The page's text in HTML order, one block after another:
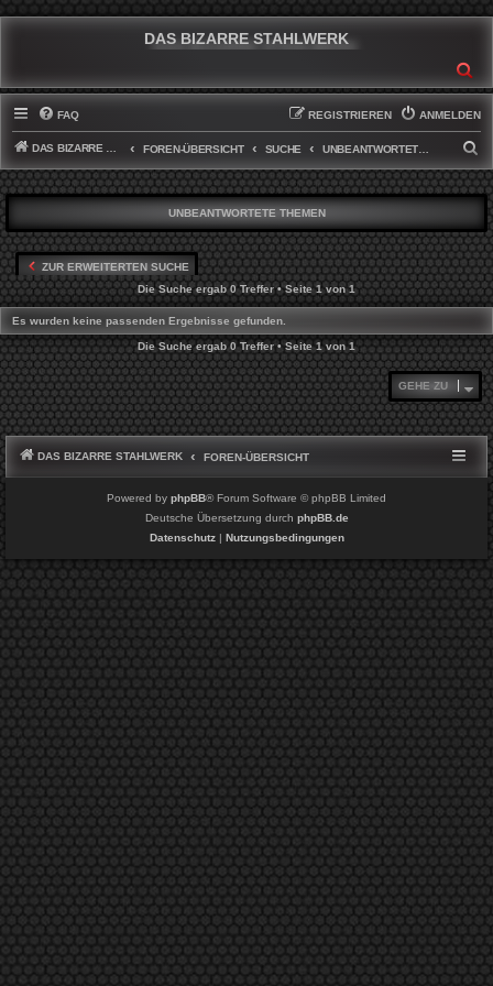
DAS BIZARRE STAHLWERK
FAQ ANMELDEN
REGISTRIEREN
DAS BIZARRE STAHLWERK FOREN-ÜBERSICHT SUCHE
U
C
H
E
UNBEANTWORTETE THEMEN
ZUR ERWEITERTEN SUCHE
Die Suche ergab 0 Treffer • Seite1von1
Es wurden keine passenden Ergebnisse gefunden.
Die Suche ergab 0 Treffer • Seite1von1
GEHE ZU
DAS BIZARRE STAHLWERK FOREN-ÜBERSICHT
Powered by phpBB® Forum Software © phpBB Limited
Deutsche Übersetzung durch phpBB.de
Datenschutz| Nutzungsbedingungen